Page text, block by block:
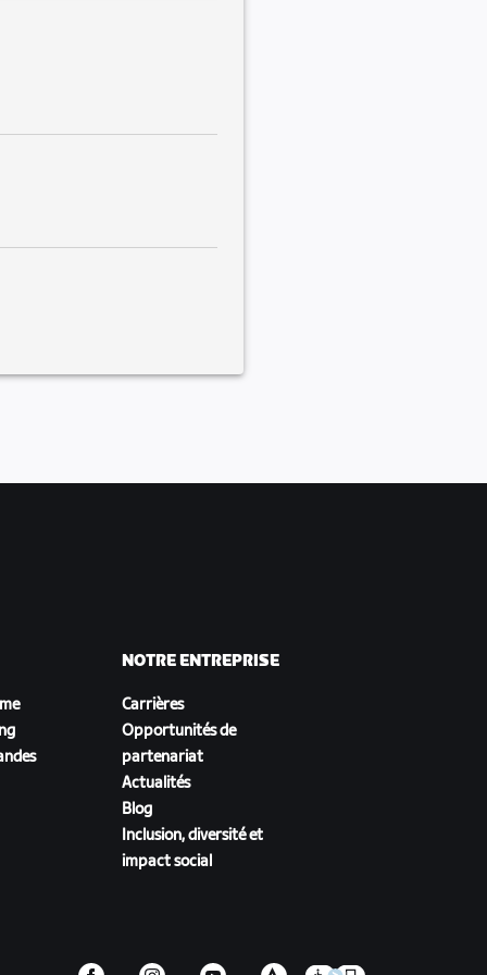
NOTRE ENTREPRISE
Carrières
Opportunités de
partenariat
Actualités
Blog
Inclusion, diversité et
impact social